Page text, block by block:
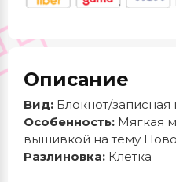
Описание
Вид: Блокнот/записная
Особенность: Мягкая
вышивкой на тему
Разлиновка: Клетка